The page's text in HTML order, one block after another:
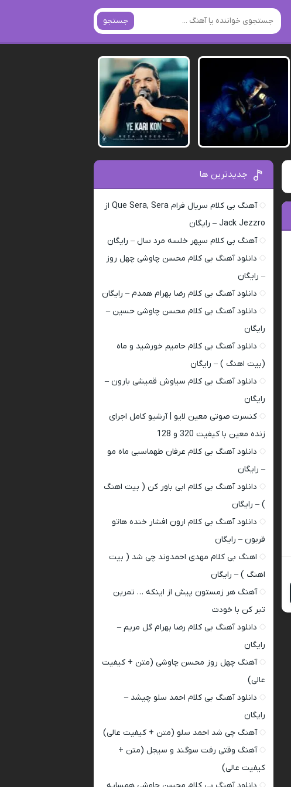
جستجو
جدیدترین ها
آهنگ بی کلام سریال فرام Que Sera, Sera از
Jack Jezzro – رایگان
آهنگ بی کلام سپهر خلسه مرد سال – رایگان
دانلود آهنگ بی کلام محسن چاوشی چهل روز
– رایگان
دانلود آهنگ بی کلام رضا بهرام همدم – رایگان
دانلود آهنگ بی کلام محسن چاوشی حسین –
رایگان
دانلود آهنگ بی کلام حامیم خورشید و ماه
(بیت اهنگ ) – رایگان
دانلود آهنگ بی کلام سیاوش قمیشی بارون –
رایگان
کنسرت صوتی معین لایو | آرشیو کامل اجرای
زنده معین با کیفیت 320 و 128
دانلود آهنگ بی کلام عرفان طهماسبی ماه مو
– رایگان
دانلود آهنگ بی کلام ابی باور کن ( بیت اهنگ
) – رایگان
دانلود آهنگ بی کلام ارون افشار خنده هاتو
قربون – رایگان
اهنگ بی کلام مهدی احمدوند چی شد ( بیت
اهنگ ) – رایگان
آهنگ هر زمستون پیش از اینکه … تمرین
تبر کن با خودت
دانلود آهنگ بی کلام رضا بهرام گل مریم –
رایگان
آهنگ چهل روز محسن چاوشی (متن + کیفیت
عالی)
دانلود آهنگ بی کلام احمد سلو چیشد –
رایگان
آهنگ چی شد احمد سلو (متن + کیفیت عالی)
آهنگ وقتی رفت سوگند و سیجل (متن +
کیفیت عالی)